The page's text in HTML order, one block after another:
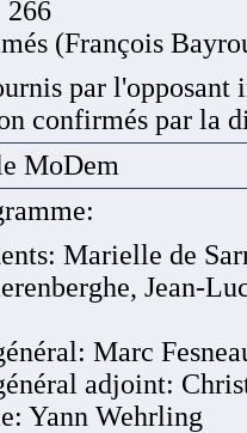
266
(François
par l'opposant
confirmés par la
MoDem
Marielle de
Jean-
Marc
adjoint:
Yann Wehrling